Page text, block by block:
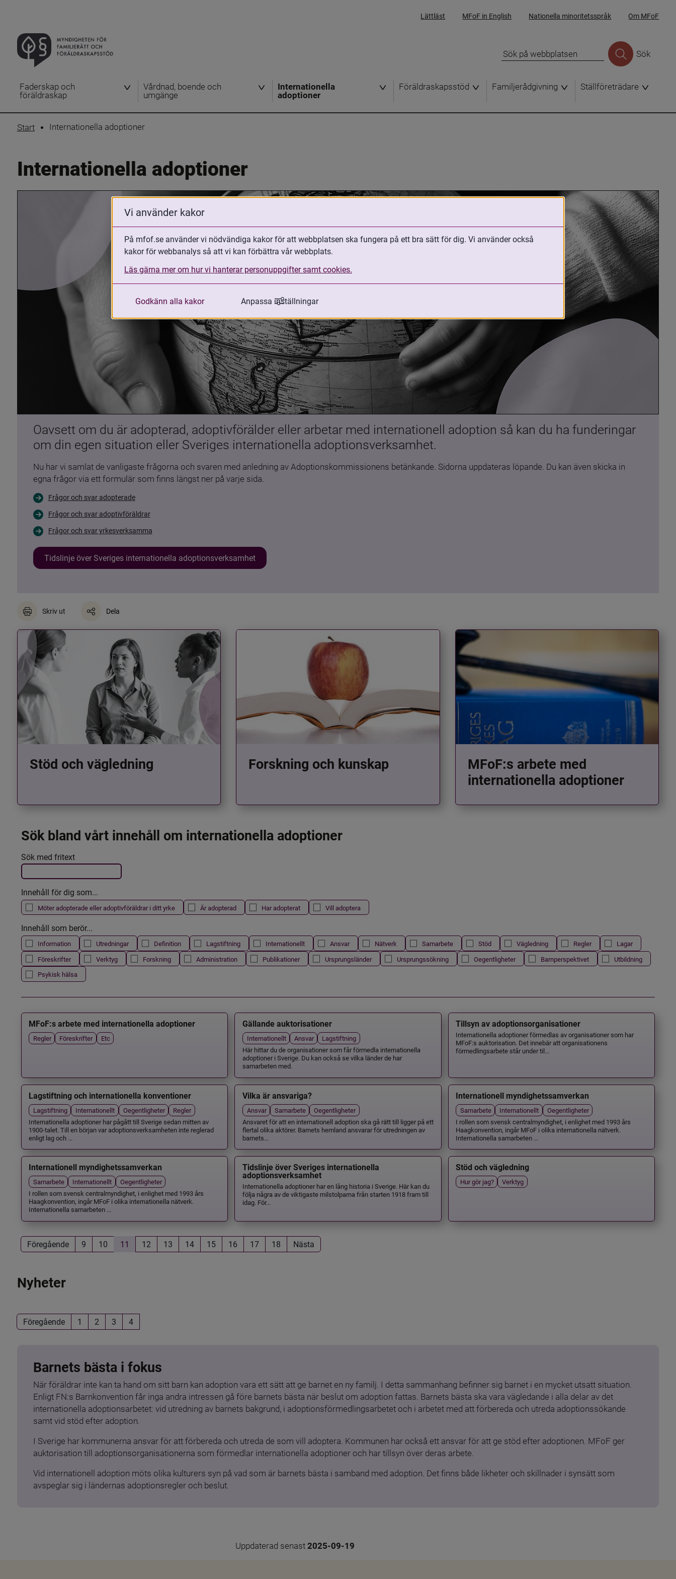
Lättläst MFoF in English Nationella minoritetsspråk Om MFoF
Sök
Faderskap och
föräldraskap
Vårdnad, boende och
umgänge
Internationella
adoptioner
Föräldraskapsstöd Familjerådgivning Ställföreträdare
Start Internationella adoptioner
Internationella adoptioner
Oavsett om du är adopterad, adoptivförälder eller arbetar med internationell adoption så kan du ha funderingar
om din egen situation eller Sveriges internationella adoptionsverksamhet.
Nu har vi samlat de vanligaste frågorna och svaren med anledning av Adoptionskommissionens betänkande. Sidorna uppdateras löpande. Du kan även skicka in
egna frågor via ett formulär som finns längst ner på varje sida.
Frågor och svar adopterade
Frågor och svar adoptivföräldrar
Frågor och svar yrkesverksamma
Tidslinje över Sveriges internationella adoptionsverksamhet
Skriv ut Dela
Stöd och vägledning Forskning och kunskap
MFoF:s arbete med
internationella adoptioner
Sök bland vårt innehåll om internationella adoptioner
Filtrera resultatet
Det här formuläret postas automatiskt
Sök med fritext
Innehåll för dig som...
Möter adopterade eller adoptivföräldrar i ditt yrke Är adopterad Har adopterat Vill adoptera
Innehåll som berör...
Information Utredningar Definition Lagstiftning Internationellt Ansvar Nätverk Samarbete Stöd Vägledning Regler
Lagar
Föreskrifter
Verktyg Forskning Administration Publikationer Ursprungsländer Ursprungssökning Oegentligheter Barnperspektivet
Utbildning
Psykisk hälsa
MFoF:s arbete med internationella adoptioner
Regler Föreskrifter Etc
Gällande auktorisationer
Internationellt Ansvar
Lagstiftning
Här hittar du de organisationer som får förmedla internationella
adoptioner i Sverige. Du kan också se vilka länder de har
samarbeten med.
Tillsyn av adoptionsorganisationer
Internationella adoptioner förmedlas av organisationer som har
MFoF:s auktorisation. Det innebär att organisationens
förmedlingsarbete står under til...
Lagstiftning och internationella konventioner
Lagstiftning Internationellt Oegentligheter
Regler
Internationella adoptioner har pågått till Sverige sedan mitten av
1900-talet. Till en början var adoptionsverksamheten inte reglerad
enligt lag och ...
Vilka är ansvariga?
Ansvar Samarbete
Oegentligheter
Ansvaret för att en internationell adoption ska gå rätt till ligger på ett
flertal olika aktörer. Barnets hemland ansvarar för utredningen av
barnets...
Internationell myndighetssamverkan
Samarbete Internationellt
Oegentligheter
I rollen som svensk centralmyndighet, i enlighet med 1993 års
Haagkonvention, ingår MFoF i olika internationella nätverk.
Internationella samarbeten ...
Internationell myndighetssamverkan
Samarbete Internationellt
Oegentligheter
I rollen som svensk centralmyndighet, i enlighet med 1993 års
Haagkonvention, ingår MFoF i olika internationella nätverk.
Internationella samarbeten ...
Tidslinje över Sveriges internationella
adoptionsverksamhet
Internationella adoptioner har en lång historia i Sverige. Här kan du
följa några av de viktigaste milstolparna från starten 1918 fram till
idag. För...
Stöd och vägledning
Hur gör jag? Verktyg
Föregående 9 10 11 12 13 14 15 16 17 18 Nästa
Nyheter
Föregående 1 2 3 4
Barnets bästa i fokus
När föräldrar inte kan ta hand om sitt barn kan adoption vara ett sätt att ge barnet en ny familj. I detta sammanhang befinner sig barnet i en mycket utsatt situation.
Enligt FN:s Barnkonvention får inga andra intressen gå före barnets bästa när beslut om adoption fattas. Barnets bästa ska vara vägledande i alla delar av det
internationella adoptionsarbetet: vid utredning av barnets bakgrund, i adoptionsförmedlingsarbetet och i arbetet med att förbereda och utreda adoptionssökande
samt vid stöd efter adoption.
I Sverige har kommunerna ansvar för att förbereda och utreda de som vill adoptera. Kommunen har också ett ansvar för att ge stöd efter adoptionen. MFoF ger
auktorisation till adoptionsorganisationerna som förmedlar internationella adoptioner och har tillsyn över deras arbete.
Vid internationell adoption möts olika kulturers syn på vad som är barnets bästa i samband med adoption. Det finns både likheter och skillnader i synsätt som
avspeglar sig i ländernas adoptionsregler och beslut.
Uppdaterad senast 2025-09-19
Vi använder kakor
På mfof.se använder vi nödvändiga kakor för att webbplatsen ska fungera på ett bra sätt för dig. Vi använder också
kakor för webbanalys så att vi kan förbättra vår webbplats.
Läs gärna mer om hur vi hanterar personuppgifter samt cookies.
Godkänn alla kakor Anpassa inställningar